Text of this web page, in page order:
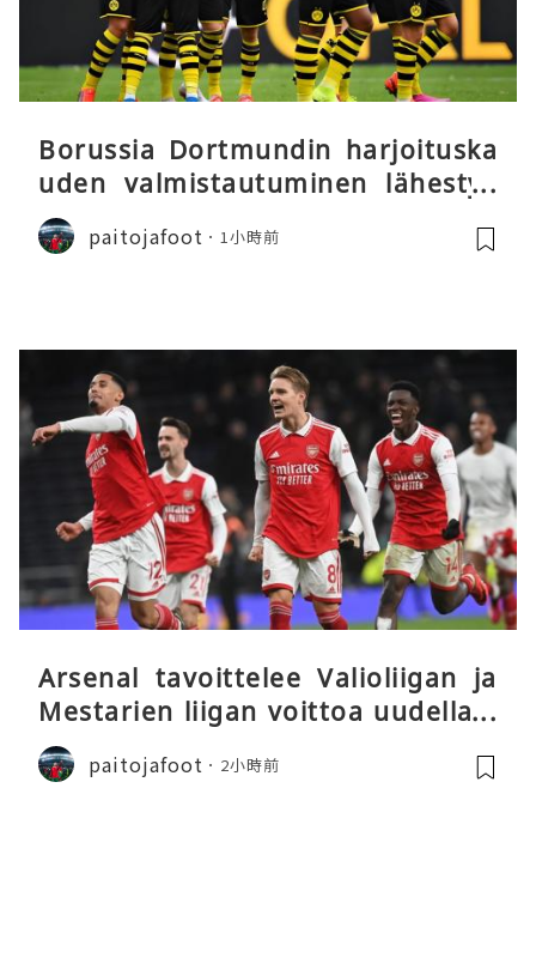
Borussia Dortmundin harjoituska
uden valmistautuminen lähestyy
päätöstään
paitojafoot 1小時前
Arsenal tavoittelee Valioliigan ja
Mestarien liigan voittoa uudella k
audella
paitojafoot 2小時前